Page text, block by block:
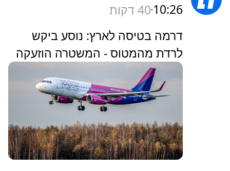
10:26 40 דקות
דרמה בטיסה לארץ: נוסע ביקש
לרדת מהמטוס - המשטרה הוזעקה